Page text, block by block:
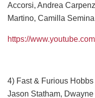
Accorsi, Andrea
Martino, Camilla
https://
4) Fast & Furious
Jason Statham,